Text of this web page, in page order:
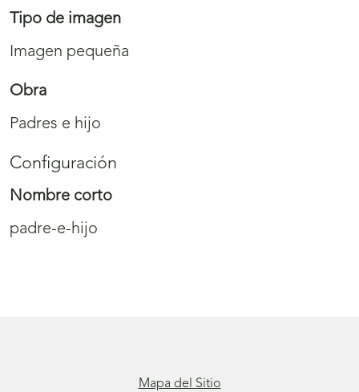
Tipo de imagen
Imagen pequeña
Obra
Padres e hijo
Configuración
Nombre corto
padre-e-hijo
Mapa del Sitio